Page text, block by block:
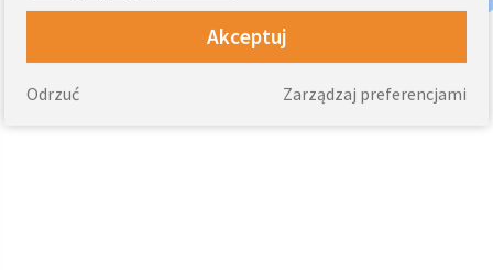
Akceptuj
Zarządzaj preferencjami
Odrzuć